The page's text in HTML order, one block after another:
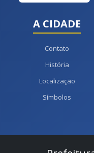
A CIDADE
Contato
História
Localização
Símbolos